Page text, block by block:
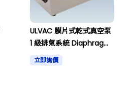
ULVAC 膜片式乾式真空泵
1 級排氣系統 Diaphragm
Type Dry Vacuum
Pump 1-Stage Exhaust
立即詢價